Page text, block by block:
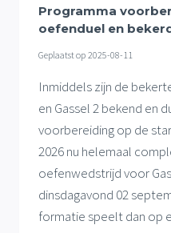
GASSEL
Programma
oefenduel en
Geplaatst op 2025-08-11
Inmiddels zijn de
en Gassel 2 bekend en
voorbereiding op de
2026 nu helemaal
oefenwedstrijd voor
dinsdagavond 02
formatie speelt dan op